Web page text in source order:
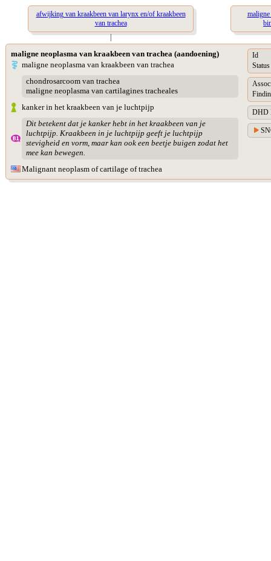
afwijking van kraakbeen van larynx en/of kraakbeen
van trachea
|
maligne neoplasma van kraakbeen van trachea (aandoening)
maligne neoplasma van kraakbeen van trachea
chondrosarcoom van trachea
maligne neoplasma van cartilagines tracheales
kanker in het kraakbeen van je luchtpijp
Dit betekent dat je kanker hebt in het kraakbeen van je
luchtpijp. Kraakbeen in je luchtpijp geeft je luchtpijp
stevigheid en vorm, maar kan ook een beetje buigen zodat het
mee kan bewegen.
Malignant neoplasm of cartilage of trachea
Id
Status
DHD